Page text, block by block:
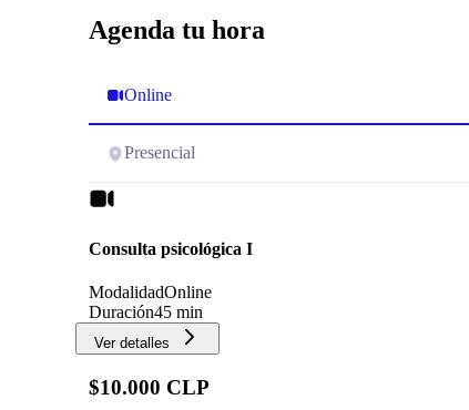
Agenda tu hora
Online
Presencial
Consulta psicológica I
ModalidadOnline
Duración45 min
Ver detalles
$10.000 CLP